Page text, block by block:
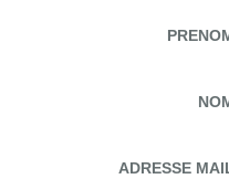
ADRESSE